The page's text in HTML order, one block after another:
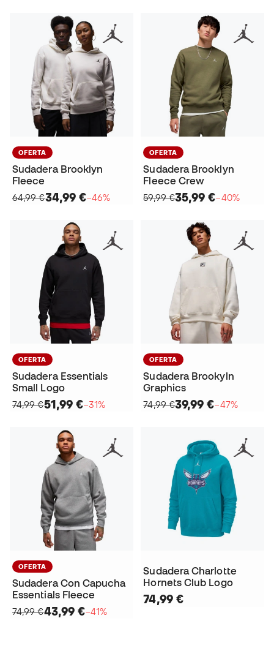
OFERTA
Sudadera Brooklyn
Fleece
64,99 €34,99 €−46%
OFERTA
Sudadera Brooklyn
Fleece Crew
59,99 €35,99 €−40%
OFERTA
Sudadera Essentials
Small Logo
74,99 €51,99 €−31%
OFERTA
Sudadera Brookyln
Graphics
74,99 €39,99 €−47%
OFERTA
Sudadera Con Capucha
Essentials Fleece
74,99 €43,99 €−41%
Sudadera Charlotte
Hornets Club Logo
74,99 €